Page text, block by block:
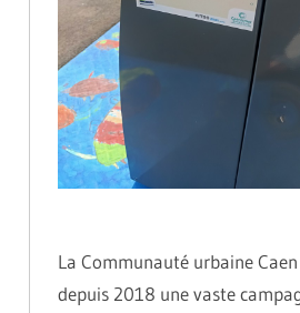
La Communauté urbaine
depuis 2018 une vaste